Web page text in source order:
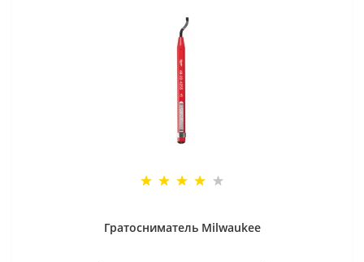
Гратосниматель Milwaukee